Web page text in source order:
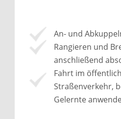
An- und
Rangieren und
anschließend
Fahrt im
Straßenverkehr,
Gelernte